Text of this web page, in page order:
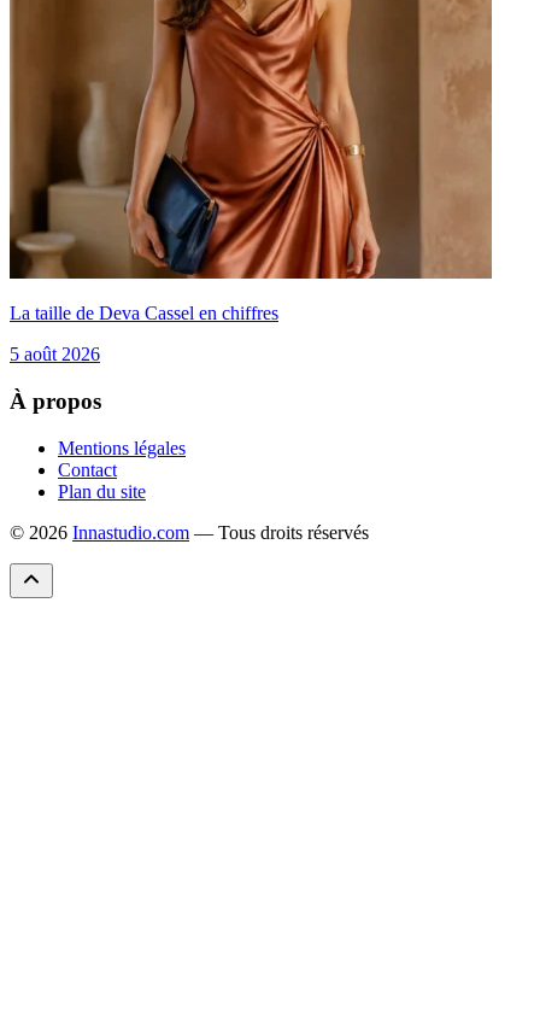
La taille de Deva Cassel en chiffres
5 août 2026
À propos
Mentions légales
Contact
Plan du site
© 2026 Innastudio.com — Tous droits réservés